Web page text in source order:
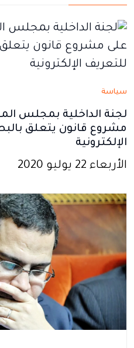
جديدةجديدة
سياسة
لجنة الداخلية بمجلس
مشروع قانون يتعلق
الإلكترونية
الأربعاء 22 يوليو 2020